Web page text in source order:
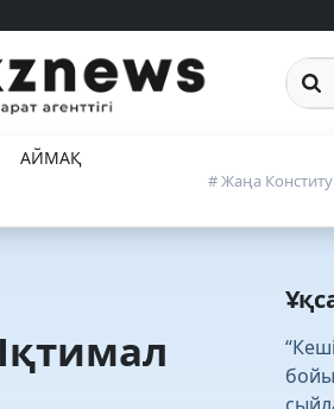
АЙМАҚ
# Жаңа